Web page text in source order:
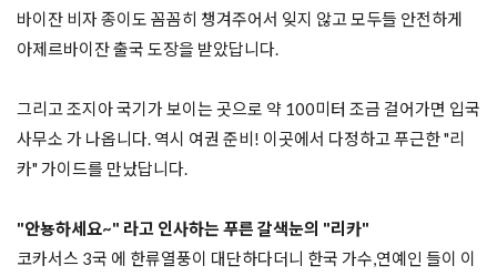
바이잔 비자 종이도 꼼꼼히 챙겨주어서 잊지 않고 모두들 안전하게
아제르바이잔 출국 도장을 받았답니다.
그리고 조지아 국기가 보이는 곳으로 약 100미터 조금 걸어가면 입국
사무소 가 나옵니다. 역시 여권 준비! 이곳에서 다정하고 푸근한 "리
카" 가이드를 만났답니다.
"안뇽하세요~" 라고 인사하는 푸른 갈색눈의 "리카"
코카서스 3국 에 한류열풍이 대단하다더니 한국 가수,연예인 들이 이